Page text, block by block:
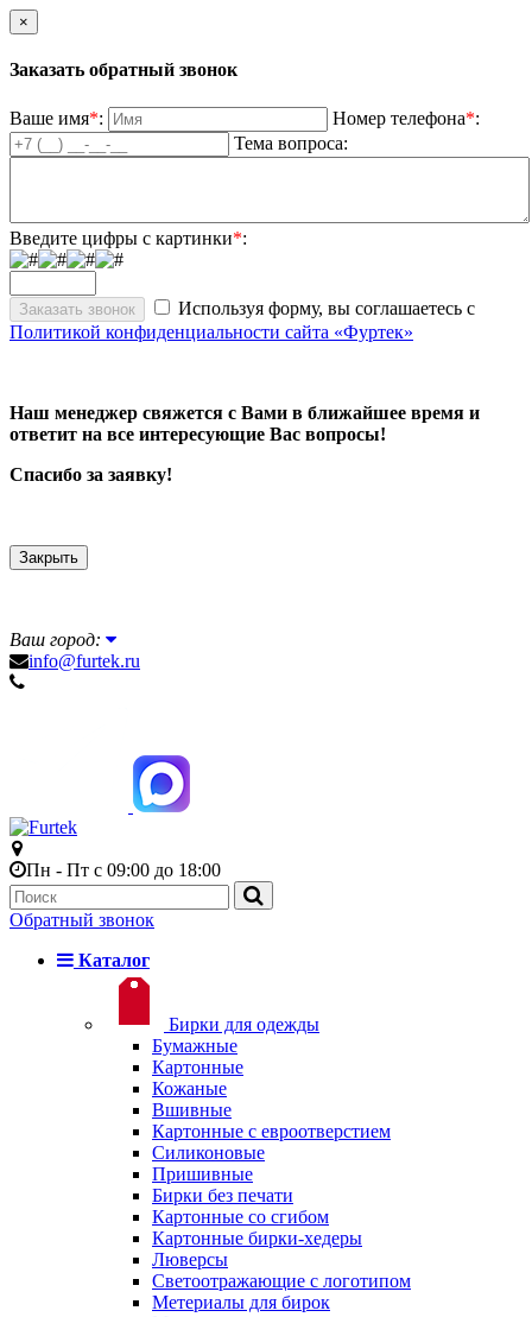
×
Заказать обратный звонок
Ваше имя*: Номер телефона*:
Тема вопроса:
Введите цифры с картинки*:
Используя форму, вы соглашаетесь с
Политикой конфиденциальности сайта «Фуртек»
Наш менеджер свяжется с Вами в ближайшее время и
ответит на все интересующие Вас вопросы!
Спасибо за заявку!
Закрыть
Ваш город:
info@furtek.ru
Пн - Пт с 09:00 до 18:00
Обратный звонок
Каталог
Бирки для одежды
Бумажные
Картонные
Кожаные
Вшивные
Картонные с евроотверстием
Силиконовые
Пришивные
Бирки без печати
Картонные со сгибом
Картонные бирки-хедеры
Люверсы
Светоотражающие с логотипом
Метериалы для бирок